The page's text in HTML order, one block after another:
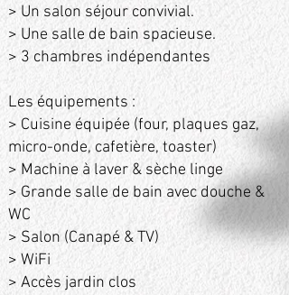
> Un salon séjour convivial.
> Une salle de bain spacieuse.
> 3 chambres indépendantes
Les équipements :
> Cuisine équipée (four, plaques gaz,
micro-onde, cafetière, toaster)
> Machine à laver & sèche linge
> Grande salle de bain avec douche &
WC
> Salon (Canapé & TV)
> WiFi
> Accès jardin clos